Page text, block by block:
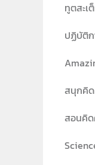
ทูตสะเ
ปฏิบัติ
สนุกคิ
สอนคิ